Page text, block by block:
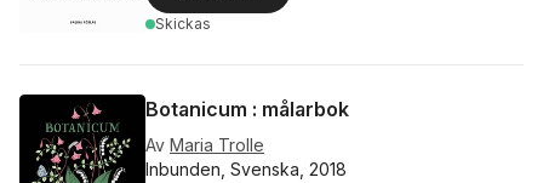
Skickas
Botanicum : målarbok
Av Maria Trolle
Inbunden, Svenska, 2018